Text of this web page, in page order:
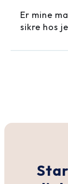
sikre hos